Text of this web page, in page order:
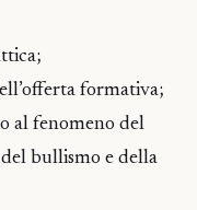
formativa;
al fenomeno del
bullismo e della